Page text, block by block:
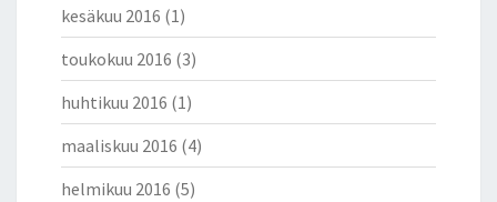
kesäkuu 2016 (1)
toukokuu 2016 (3)
huhtikuu 2016 (1)
maaliskuu 2016 (4)
helmikuu 2016 (5)